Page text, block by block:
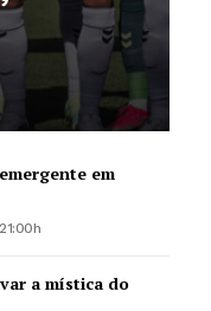
em
a mística do